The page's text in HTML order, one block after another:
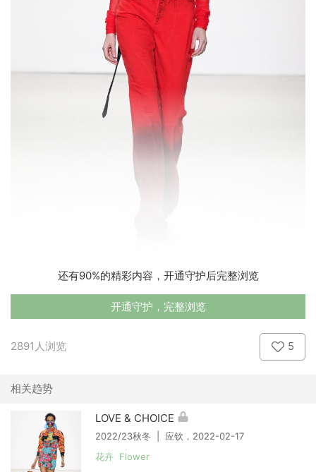
还有90%的精彩内容，开通守护后完整浏览
开通守护，完整浏览
2891人浏览 5
相关趋势
LOVE & CHOICE
2022/23秋冬 | 应钦，2022-02-17
花卉 Flower